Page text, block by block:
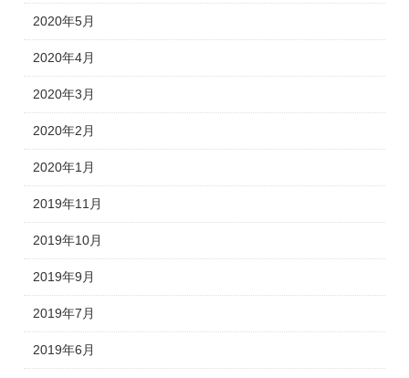
2020年5月
2020年4月
2020年3月
2020年2月
2020年1月
2019年11月
2019年10月
2019年9月
2019年7月
2019年6月